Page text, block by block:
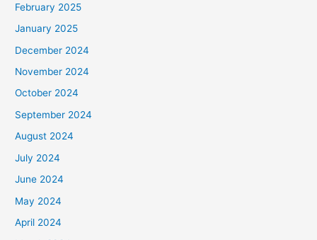
February 2025
January 2025
December 2024
November 2024
October 2024
September 2024
August 2024
July 2024
June 2024
May 2024
April 2024